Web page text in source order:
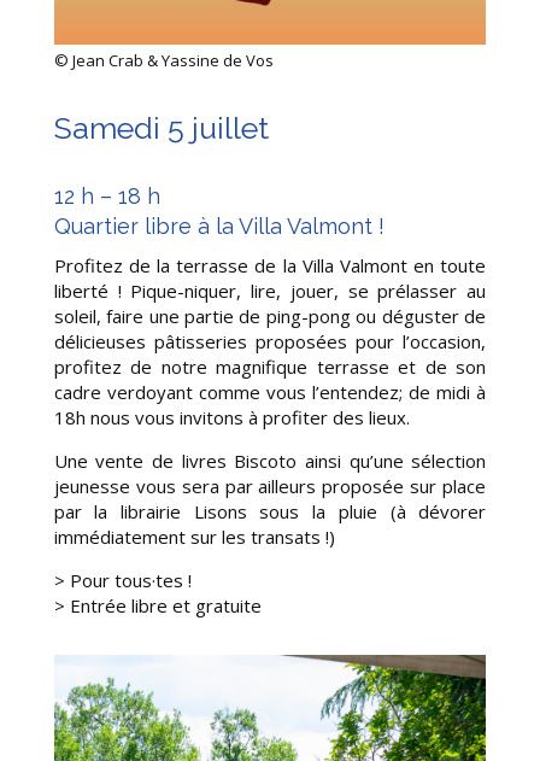
© Jean Crab & Yassine de Vos
Samedi 5 juillet
12 h – 18 h
Quartier libre à la Villa Valmont !
Profitez de la terrasse de la Villa Valmont en toute
liberté ! Pique-niquer, lire, jouer, se prélasser au
soleil, faire une partie de ping-pong ou déguster de
délicieuses pâtisseries proposées pour l’occasion,
profitez de notre magnifique terrasse et de son
cadre verdoyant comme vous l’entendez; de midi à
18h nous vous invitons à profiter des lieux.
Une vente de livres Biscoto ainsi qu’une sélection
jeunesse vous sera par ailleurs proposée sur place
par la librairie Lisons sous la pluie (à dévorer
immédiatement sur les transats !)
> Pour tous·tes !
> Entrée libre et gratuite